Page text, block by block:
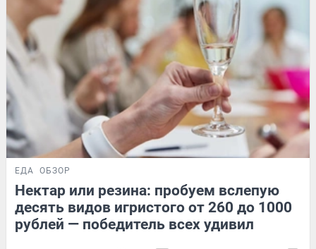
ЕДА ОБЗОР
Нектар или резина: пробуем вслепую
десять видов игристого от 260 до 1000
рублей — победитель всех удивил